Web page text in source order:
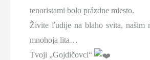
tenoristami bolo prázdne miesto.
Živite ľudije na blaho svita, našim
mnohoja lita…
Tvoji „Gojdičovci“